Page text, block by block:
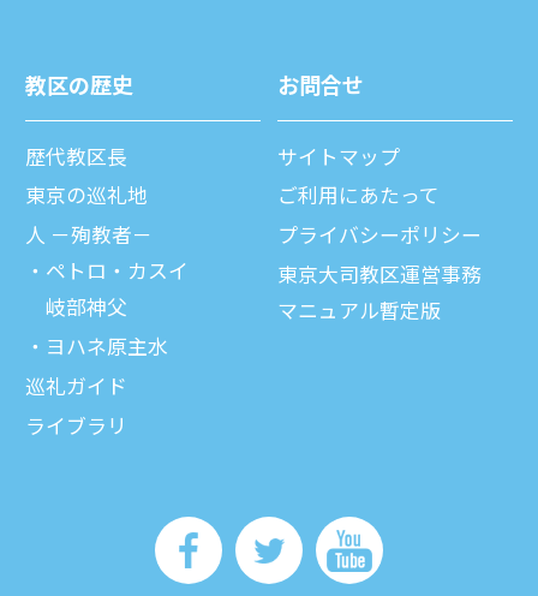
教区の歴史
歴代教区⻑
東京の巡礼地
⼈ －殉教者－
ペトロ・カスイ
岐部神父
ヨハネ原主水
巡礼ガイド
ライブラリ
お問合せ
サイトマップ
ご利⽤にあたって
プライバシーポリシー
東京大司教区運営事務
マニュアル暫定版